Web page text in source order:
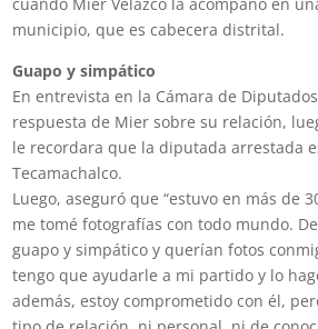
municipio, que es cabecera distrital.
Guapo y simpático
En entrevista en la Cámara de
respuesta de Mier sobre su relación,
le recordara que la diputada arrestada
Tecamachalco.
Luego, aseguró que “estuvo en más de
me tomé fotografías con todo mundo.
guapo y simpático y querían fotos
tengo que ayudarle a mi partido y lo
además, estoy comprometido con él,